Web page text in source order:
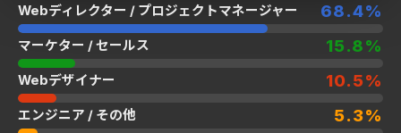
Webディレクター / プロジェクトマネージャー 68.4%
マーケター / セールス 15.8%
Webデザイナー 10.5%
エンジニア / その他 5.3%